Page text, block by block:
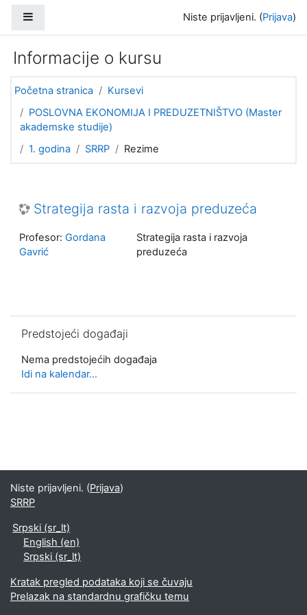
Niste prijavljeni. (Prijava)
Informacije o kursu
Početna stranica
Kursevi
POSLOVNA EKONOMIJA I PREDUZETNIŠTVO (Master
akademske studije)
1. godina
SRRP Rezime
Strategija rasta i razvoja preduzeća
Strategija rasta i razvoja
preduzeća
Profesor: Gordana
Gavrić
Predstojeći događaji
Nema predstojećih događaja
Idi na kalendar...
Niste prijavljeni. (Prijava)
SRRP
Srpski ‎(sr_lt)‎
English ‎(en)‎
Srpski ‎(sr_lt)‎
Kratak pregled podataka koji se čuvaju
Prelazak na standardnu grafičku temu